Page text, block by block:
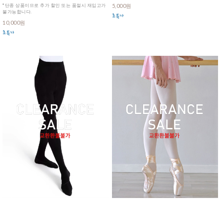
*단종 상품이므로 추가 할인 또는 품절시 재입고가
불가능합니다.
10,000원
5,000원